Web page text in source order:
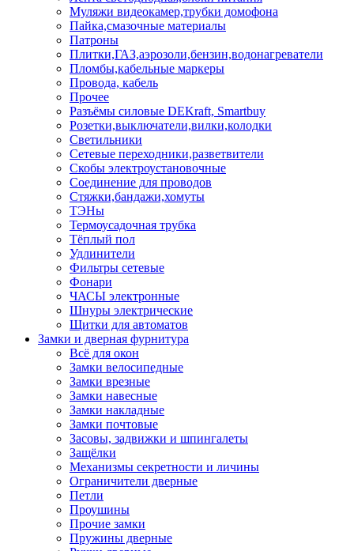
Муляжи видеокамер,трубки домофона
Пайка,смазочные материалы
Патроны
Плитки,ГАЗ,аэрозоли,бензин,водонагреватели
Пломбы,кабельные маркеры
Провода, кабель
Прочее
Разъёмы силовые DEKraft, Smartbuy
Розетки,выключатели,вилки,колодки
Светильники
Сетевые переходники,разветвители
Скобы электроустановочные
Соединение для проводов
Стяжки,бандажи,хомуты
ТЭНы
Термоусадочная трубка
Тёплый пол
Удлинители
Фильтры сетевые
Фонари
ЧАСЫ электронные
Шнуры электрические
Щитки для автоматов
Замки и дверная фурнитура
Всё для окон
Замки велосипедные
Замки врезные
Замки навесные
Замки накладные
Замки почтовые
Засовы, задвижки и шпингалеты
Защёлки
Механизмы секретности и личины
Ограничители дверные
Петли
Проушины
Прочие замки
Пружины дверные